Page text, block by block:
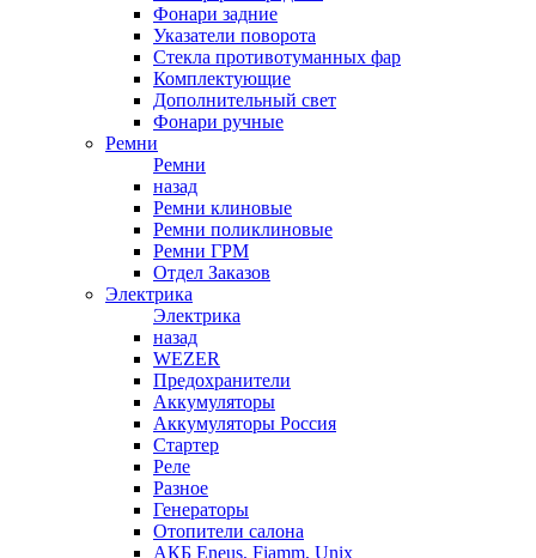
Фонари задние
Указатели поворота
Стекла противотуманных фар
Комплектующие
Дополнительный свет
Фонари ручные
Ремни
Ремни
назад
Ремни клиновые
Ремни поликлиновые
Ремни ГРМ
Отдел Заказов
Электрика
Электрика
назад
WEZER
Предохранители
Аккумуляторы
Аккумуляторы Россия
Стартер
Реле
Разное
Генераторы
Отопители салона
АКБ Eneus, Fiamm, Unix